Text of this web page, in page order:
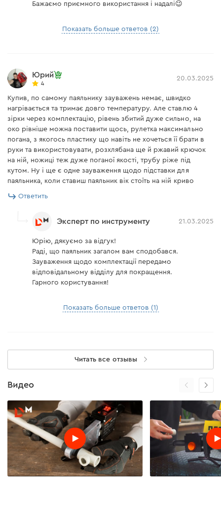
Бажаємо приємного використання і надалі😉
Показать больше ответов (2)
Юрий
4
20.03.2025
Купив, по самому паяльнику зауважень немає, швидко
нагрівається та тримає довго температуру. Але ставлю 4
зірки через комплектацію, рівень збитий дуже сильно, на
око рівніше можна поставити щось, рулетка максимально
погана, з якогось пластику що навіть не хочеться її брати в
руки та використовувати, розхлябана ще й ржавий крючок
на ній, ножиці теж дуже поганої якості, трубу ріже під
кутом. Ну і ще є одне зауваження щодо підставки для
паяльника, коли ставиш паяльник вік стоїть на ній криво
Ответить
Эксперт по инструменту 21.03.2025
Юрію, дякуємо за відгук!
Раді, що паяльник загалом вам сподобався.
Зауваження щодо комплектації передамо
відповідальному відділу для покращення.
Гарного користування!
Показать больше ответов (1)
Читать все отзывы
Видео